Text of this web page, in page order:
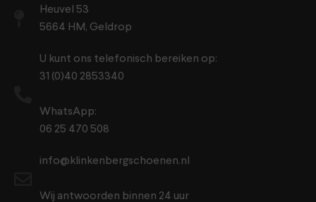
Heuvel 53
5664 HM, Geldrop
U kunt ons telefonisch bereiken op:
31 (0)40 2853340
WhatsApp:
06 25 470 508
info@klinkenbergschoenen.nl
Wij antwoorden binnen 24 uur